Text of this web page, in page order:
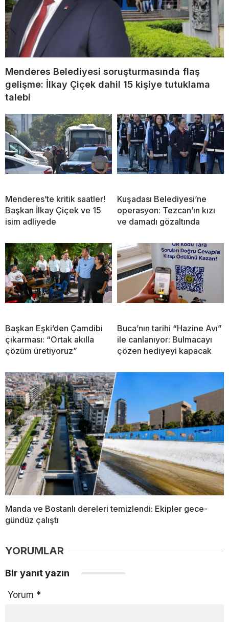
Menderes Belediyesi soruşturmasında flaş
gelişme: İlkay Çiçek dahil 15 kişiye tutuklama
talebi
Menderes’te kritik saatler!
Başkan İlkay Çiçek ve 15
isim adliyede
Kuşadası Belediyesi’ne
operasyon: Tezcan’ın kızı
ve damadı gözaltında
Başkan Eşki’den Çamdibi
çıkarması: “Ortak akılla
çözüm üretiyoruz”
Buca’nın tarihi “Hazine Avı”
ile canlanıyor: Bulmacayı
çözen hediyeyi kapacak
Manda ve Bostanlı dereleri temizlendi: Ekipler gece-
gündüz çalıştı
YORUMLAR
Bir yanıt yazın
Yorum *